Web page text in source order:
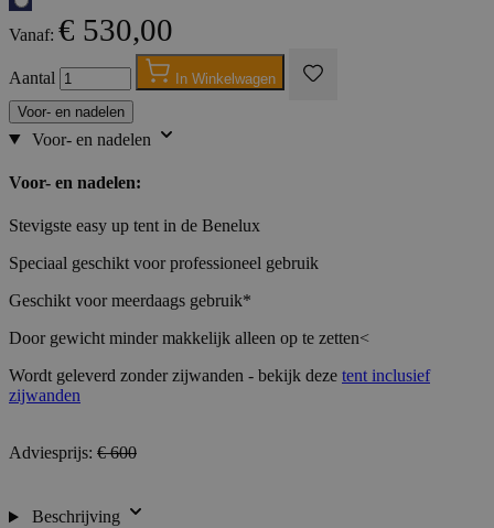
Vanaf: € 530,00
Aantal
In Winkelwagen
Voor- en nadelen
Voor- en nadelen
Voor- en nadelen:
Stevigste easy up tent in de Benelux
Speciaal geschikt voor professioneel gebruik
Geschikt voor meerdaags gebruik*
Door gewicht minder makkelijk alleen op te zetten<
Wordt geleverd zonder zijwanden - bekijk deze tent inclusief
zijwanden
Adviesprijs: € 600
Beschrijving